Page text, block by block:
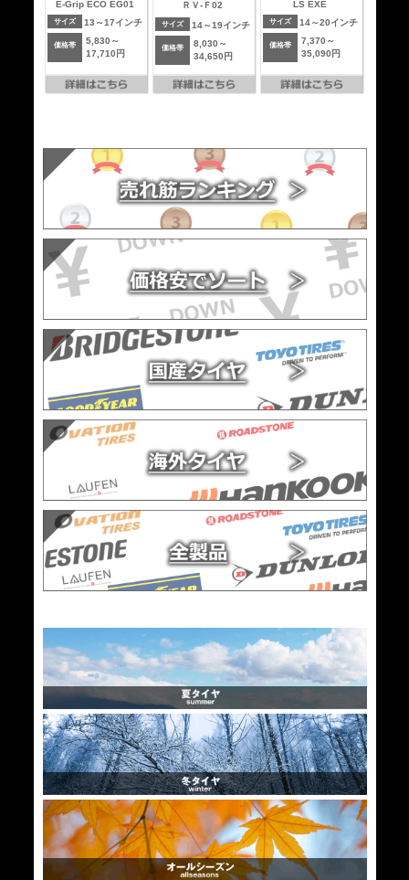
E-Grip ECO EG01
サイズ 13～17インチ
価格帯
5,830～
17,710円
ＲＶ-Ｆ02
サイズ 14～19インチ
価格帯
8,030～
34,650円
LS EXE
サイズ 14～20インチ
価格帯
7,370～
35,090円